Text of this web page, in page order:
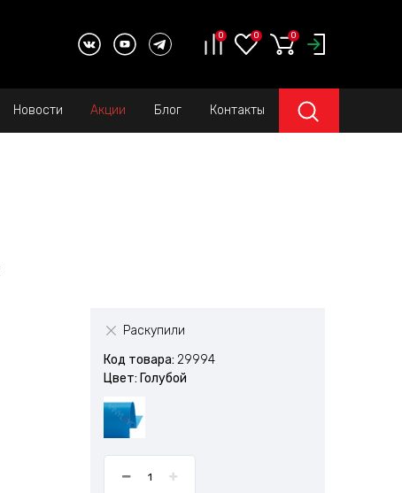
0 0 0
Новости Акции Блог Контакты
Раскупили
Код товара: 29994
Цвет: Голубой